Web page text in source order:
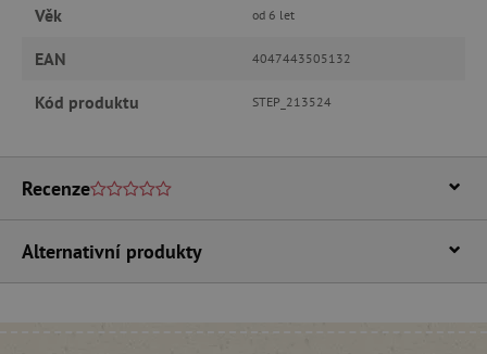
Věk od 6 let
EAN 4047443505132
Kód produktu STEP_213524
Recenze
Alternativní produkty
Nezbytně nutné cookies
Funkční soubory
Nezbytně nutné soubory cookie umožňují
přihlášení uživatele a správa účtu. Webové
cookie správně používat.
Název